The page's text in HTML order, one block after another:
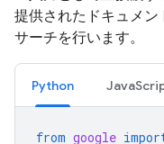
提供されたドキュメン
サーチを行います。
Python
from google